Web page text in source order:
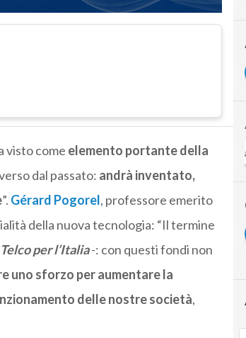
visto come elemento portante della
dal passato: andrà inventato,
”. Gérard Pogorel, professore emerito
della nuova tecnologia: “Il termine
Telco per l’Italia-: con questi fondi non
uno sforzo per aumentare la
delle nostre società,
#